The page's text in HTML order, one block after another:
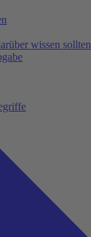
wissen sollten